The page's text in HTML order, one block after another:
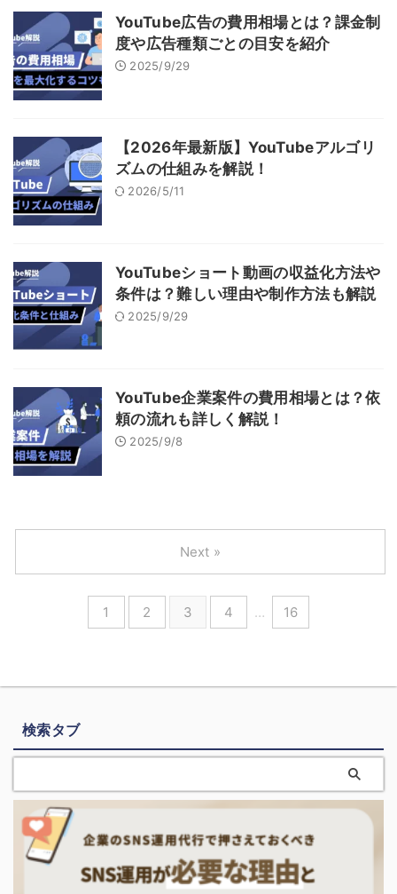
YouTube広告の費用相場とは？課金制
度や広告種類ごとの目安を紹介
2025/9/29
【2026年最新版】YouTubeアルゴリ
ズムの仕組みを解説！
2026/5/11
YouTubeショート動画の収益化方法や
条件は？難しい理由や制作方法も解説
2025/9/29
YouTube企業案件の費用相場とは？依
頼の流れも詳しく解説！
2025/9/8
1 2 3 4 … 16
Next »
検索タブ